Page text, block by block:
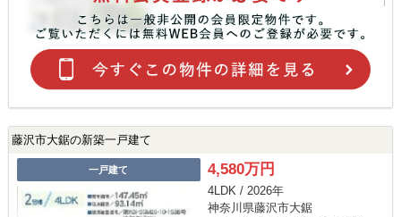
藤沢市大鋸の新築一戸建て
一戸建て 4,580万円
4LDK / 2026年
神奈川県藤沢市大鋸